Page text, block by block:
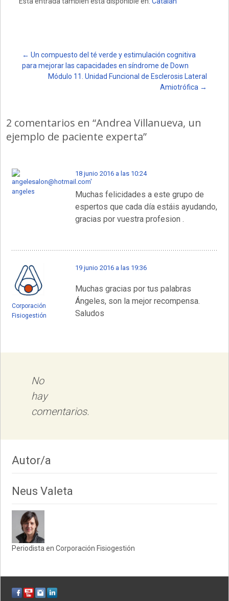
at
p
p
ce
o
k
m
tir
Post
← Un compuesto del té verde y estimulación cognitiva
para mejorar las capacidades en síndrome de Down
Módulo 11. Unidad Funcional de Esclerosis Lateral
Amiotrófica →
2 comentarios en “Andrea Villanueva, un
ejemplo de paciente experta”
angeles
18 junio 2016 a las 10:24
Muchas felicidades a este grupo de
espertos que cada día estáis ayudando,
gracias por vuestra profesion .
Corporación
Fisiogestión
19 junio 2016 a las 19:36
Muchas gracias por tus palabras
Ángeles, son la mejor recompensa.
Saludos
No
hay
comentarios.
Autor/a
Neus Valeta
Periodista en Corporación Fisiogestión